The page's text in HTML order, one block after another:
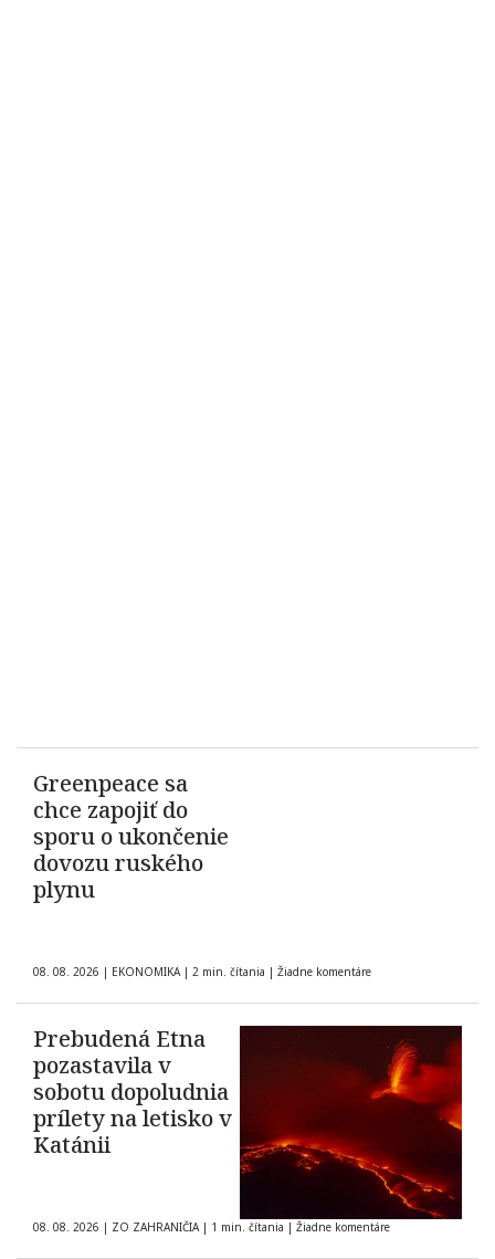
Greenpeace sa
chce zapojiť do
sporu o ukončenie
dovozu ruského
plynu
08. 08. 2026 | EKONOMIKA | 2 min. čítania | Žiadne komentáre
Prebudená Etna
pozastavila v
sobotu dopoludnia
prílety na letisko v
Katánii
08. 08. 2026 | ZO ZAHRANIČIA | 1 min. čítania | Žiadne komentáre